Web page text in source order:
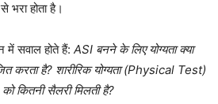
भरा होता है।
में सवाल होते हैं: ASI बनने के लिए योग्यता क्या
करता है? शारीरिक योग्यता (Physical Test)
कितनी सैलरी मिलती है?